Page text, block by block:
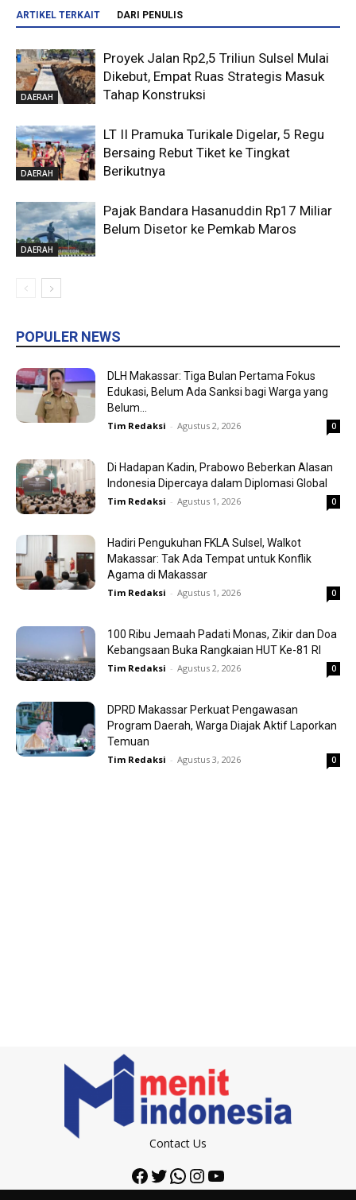
ARTIKEL TERKAIT DARI PENULIS
DAERAH
Proyek Jalan Rp2,5 Triliun Sulsel Mulai
Dikebut, Empat Ruas Strategis Masuk
Tahap Konstruksi
DAERAH
LT II Pramuka Turikale Digelar, 5 Regu
Bersaing Rebut Tiket ke Tingkat
Berikutnya
DAERAH
Pajak Bandara Hasanuddin Rp17 Miliar
Belum Disetor ke Pemkab Maros
POPULER NEWS
DLH Makassar: Tiga Bulan Pertama Fokus
Edukasi, Belum Ada Sanksi bagi Warga yang
Belum...
Tim Redaksi - Agustus 2, 2026 0
Di Hadapan Kadin, Prabowo Beberkan Alasan
Indonesia Dipercaya dalam Diplomasi Global
Tim Redaksi - Agustus 1, 2026 0
Hadiri Pengukuhan FKLA Sulsel, Walkot
Makassar: Tak Ada Tempat untuk Konflik
Agama di Makassar
Tim Redaksi - Agustus 1, 2026 0
100 Ribu Jemaah Padati Monas, Zikir dan Doa
Kebangsaan Buka Rangkaian HUT Ke-81 RI
Tim Redaksi - Agustus 2, 2026 0
DPRD Makassar Perkuat Pengawasan
Program Daerah, Warga Diajak Aktif Laporkan
Temuan
Tim Redaksi - Agustus 3, 2026 0
Contact Us
Facebook
Twitter
WhatsApp
Instagram
YouTube